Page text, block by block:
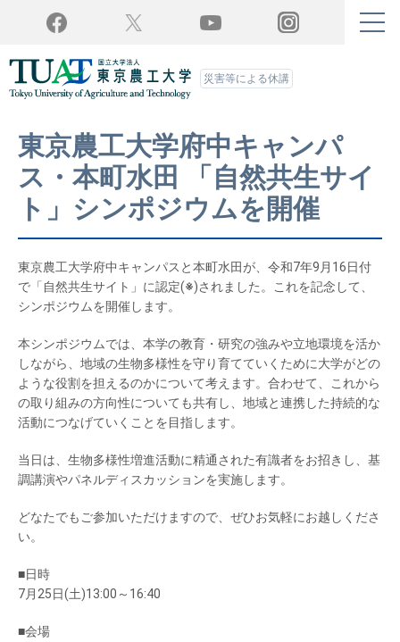
Facebook Twitter YouTube Instagram
災害等による休講
東京農工大学府中キャンパ
ス・本町水田 「自然共生サイ
ト」シンポジウムを開催
東京農工大学府中キャンパスと本町水田が、令和7年9月16日付
で「自然共生サイト」に認定(※)されました。これを記念して、
シンポジウムを開催します。
本シンポジウムでは、本学の教育・研究の強みや立地環境を活か
しながら、地域の生物多様性を守り育てていくために大学がどの
ような役割を担えるのかについて考えます。合わせて、これから
の取り組みの方向性についても共有し、地域と連携した持続的な
活動につなげていくことを目指します。
当日は、生物多様性増進活動に精通された有識者をお招きし、基
調講演やパネルディスカッションを実施します。
どなたでもご参加いただけますので、ぜひお気軽にお越しくださ
い。
■日時
7月25日(土)13:00～16:40
■会場